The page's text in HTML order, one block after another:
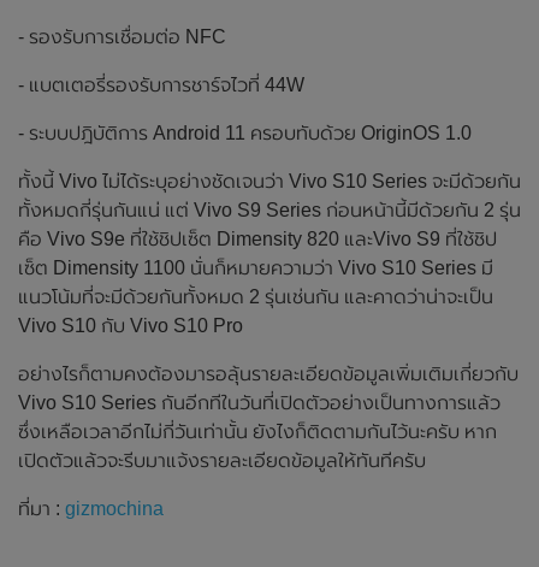
- รองรับการเชื่อมต่อ NFC
- แบตเตอรี่รองรับการชาร์จไวที่ 44W
- ระบบปฎิบัติการ Android 11 ครอบทับด้วย OriginOS 1.0
ทั้งนี้ Vivo ไม่ได้ระบุอย่างชัดเจนว่า Vivo S10 Series จะมีด้วยกัน
ทั้งหมดกี่รุ่นกันแน่ แต่ Vivo S9 Series ก่อนหน้านี้มีด้วยกัน 2 รุ่น
คือ Vivo S9e ที่ใช้ชิปเซ็ต Dimensity 820 และVivo S9 ที่ใช้ชิป
เซ็ต Dimensity 1100 นั่นก็หมายความว่า Vivo S10 Series มี
แนวโน้มที่จะมีด้วยกันทั้งหมด 2 รุ่นเช่นกัน และคาดว่าน่าจะเป็น
Vivo S10 กับ Vivo S10 Pro
อย่างไรก็ตามคงต้องมารอลุ้นรายละเอียดข้อมูลเพิ่มเติมเกี่ยวกับ
Vivo S10 Series กันอีกทีในวันที่เปิดตัวอย่างเป็นทางการแล้ว
ซึ่งเหลือเวลาอีกไม่กี่วันเท่านั้น ยังไงก็ติดตามกันไว้นะครับ หาก
เปิดตัวแล้วจะรีบมาแจ้งรายละเอียดข้อมูลให้ทันทีครับ
ที่มา : gizmochina